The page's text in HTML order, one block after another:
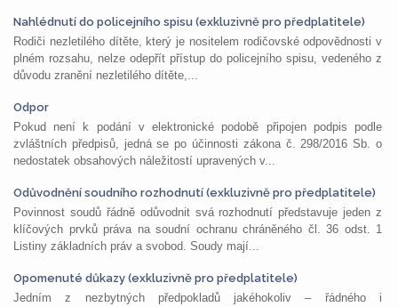
Nahlédnutí do policejního spisu (exkluzivně pro předplatitele)
Rodiči nezletilého dítěte, který je nositelem rodičovské odpovědnosti v
plném rozsahu, nelze odepřít přístup do policejního spisu, vedeného z
důvodu zranění nezletilého dítěte,...
Odpor
Pokud není k podání v elektronické podobě připojen podpis podle
zvláštních předpisů, jedná se po účinnosti zákona č. 298/2016 Sb. o
nedostatek obsahových náležitostí upravených v...
Odůvodnění soudního rozhodnutí (exkluzivně pro předplatitele)
Povinnost soudů řádně odůvodnit svá rozhodnutí představuje jeden z
klíčových prvků práva na soudní ochranu chráněného čl. 36 odst. 1
Listiny základních práv a svobod. Soudy mají...
Opomenuté důkazy (exkluzivně pro předplatitele)
Jedním z nezbytných předpokladů jakéhokoliv – řádného i